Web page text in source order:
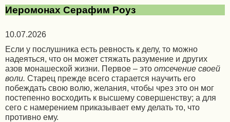
Иеромонах Серафим Роуз
10.07.2026
Если у послушника есть ревность к делу, то можно
надеяться, что он может стяжать разумение и других
азов монашеской жизни. Первое – это отсечение своей
воли. Старец прежде всего старается научить его
побеждать свою волю, желания, чтобы чрез это он мог
постепенно восходить к высшему совершенству; а для
сего с намерением приказывает ему делать то, что
противно ему.